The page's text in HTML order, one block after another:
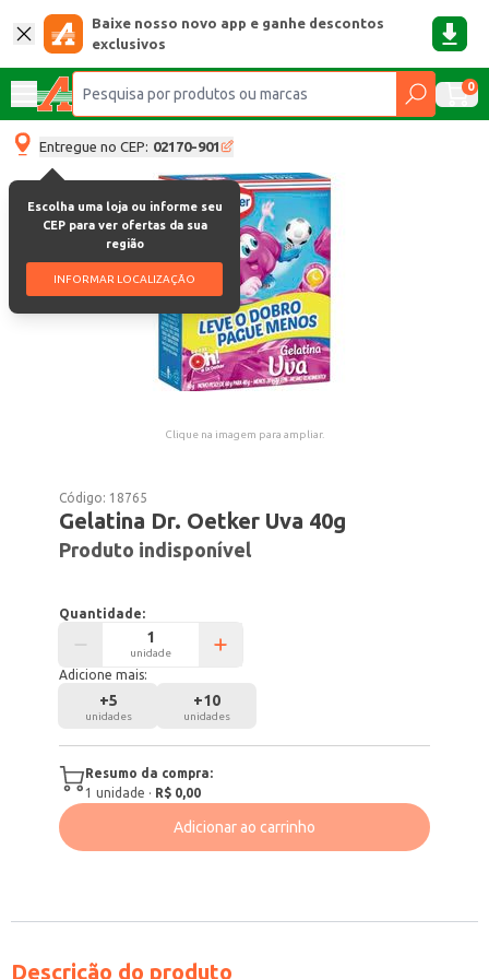
Baixe nosso novo app e ganhe descontos
exclusivos
0
Entregue no CEP: 02170-901
Escolha uma loja ou informe seu
CEP para ver ofertas da sua
região
INFORMAR LOCALIZAÇÃO
Clique na imagem para ampliar.
Código: 18765
Gelatina Dr. Oetker Uva 40g
Produto indisponível
Quantidade:
unidade
Adicione mais:
+5
unidades
+10
unidades
Resumo da compra:
1 unidade · R$ 0,00
Adicionar ao carrinho
Descrição do produto